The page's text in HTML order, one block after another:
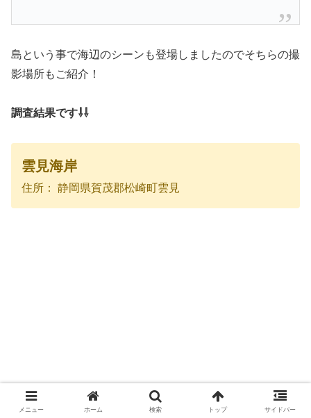
島という事で海辺のシーンも登場しましたのでそちらの撮
影場所もご紹介！
調査結果です⇩⇩
雲見海岸
住所： 静岡県賀茂郡松崎町雲見
メニュー ホーム 検索 トップ サイドバー